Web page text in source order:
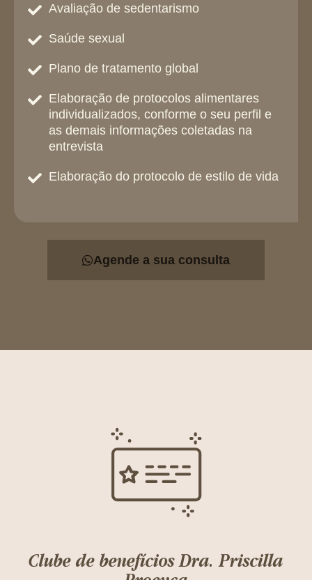
Avaliação de sedentarismo
Saúde sexual
Plano de tratamento global
Elaboração de protocolos alimentares
individualizados, conforme o seu perfil e
as demais informações coletadas na
entrevista
Elaboração do protocolo de estilo de vida
Agende a sua consulta
Clube de benefícios Dra. Priscilla